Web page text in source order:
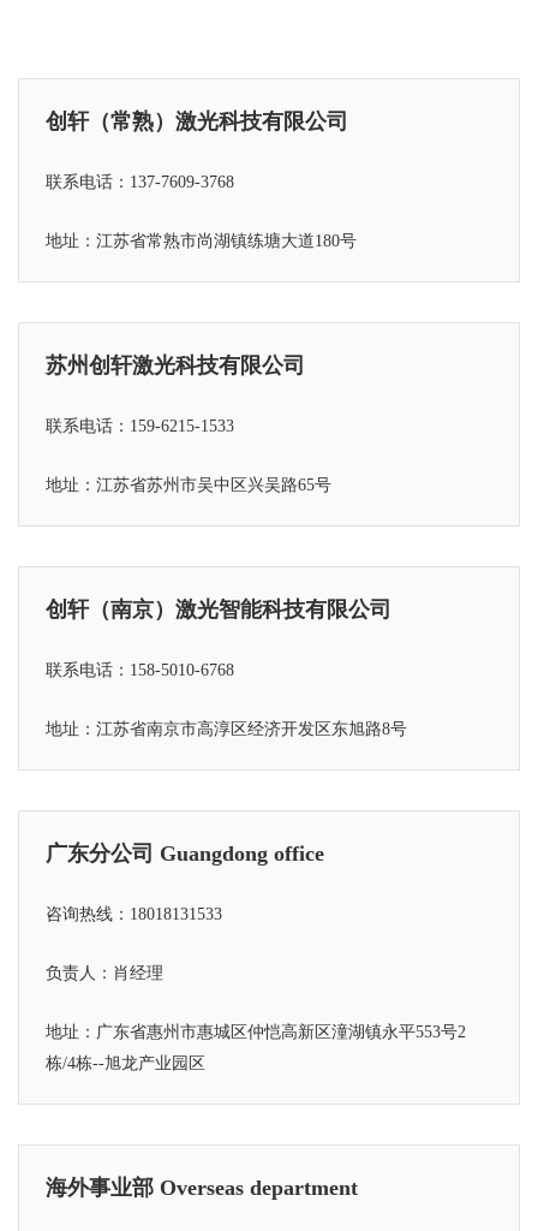
创轩（常熟）激光科技有限公司
联系电话：137-7609-3768
地址：江苏省常熟市尚湖镇练塘大道180号
苏州创轩激光科技有限公司
联系电话：159-6215-1533
地址：江苏省苏州市吴中区兴吴路65号
创轩（南京）激光智能科技有限公司
联系电话：158-5010-6768
地址：江苏省南京市高淳区经济开发区东旭路8号
广东分公司 Guangdong office
咨询热线：18018131533
负责人：肖经理
地址：广东省惠州市惠城区仲恺高新区潼湖镇永平553号2
栋/4栋--旭龙产业园区
海外事业部 Overseas department